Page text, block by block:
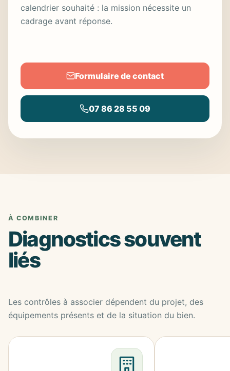
calendrier souhaité : la mission nécessite un
cadrage avant réponse.
Formulaire de contact
07 86 28 55 09
À COMBINER
Diagnostics souvent
liés
Les contrôles à associer dépendent du projet, des
équipements présents et de la situation du bien.